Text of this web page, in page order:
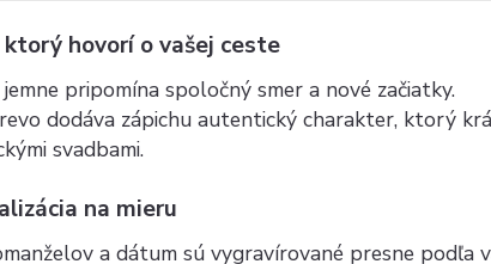
hovorí o vašej ceste
pripomína spoločný smer a nové začiatky.
dodáva zápichu autentický charakter, ktorý
svadbami.
na mieru
a dátum sú vygravírované presne podľa